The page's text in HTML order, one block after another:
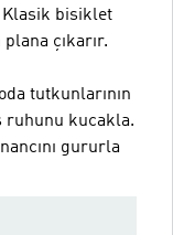
Klasik bisiklet
çıkarır.
tutkunlarının
ruhunu kucakla.
gururla